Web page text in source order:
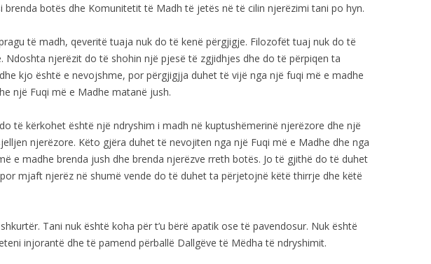
brenda botës dhe Komunitetit të Madh të jetës në të cilin njerëzimi tani po hyn.
të madh, qeveritë tuaja nuk do të kenë përgjigje. Filozofët tuaj nuk do të
Ndoshta njerëzit do të shohin një pjesë të zgjidhjes dhe do të përpiqen ta
kjo është e nevojshme, por përgjigjja duhet të vijë nga një fuqi më e madhe
një Fuqi më e Madhe matanë jush.
të kërkohet është një ndryshim i madh në kuptushëmerinë njerëzore dhe një
njerëzore. Këto gjëra duhet të nevojiten nga një Fuqi më e Madhe dhe nga
e madhe brenda jush dhe brenda njerëzve rreth botës. Jo të gjithë do të duhet
mjaft njerëz në shumë vende do të duhet ta përjetojnë këtë thirrje dhe këtë
Tani nuk është koha për t’u bërë apatik ose të pavendosur. Nuk është
injorantë dhe të pamend përballë Dallgëve të Mëdha të ndryshimit.